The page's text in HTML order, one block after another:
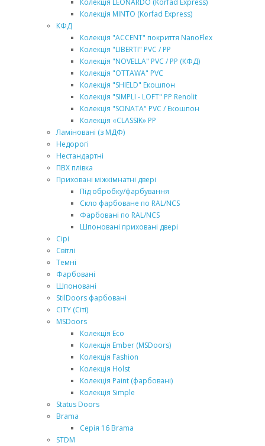
Колекція LEONARDO (Korfad Express)
Колекція MINTO (Korfad Express)
КФД
Колекція "ACCENT" покриття NanoFlex
Колекція "LIBERTI" PVC / PP
Колекція "NOVELLA" PVC / PP (КФД)
Колекція "OTTAWA" PVC
Колекція "SHIELD" Екошпон
Колекція "SIMPLI - LOFT" РР Renolit
Колекція "SONATA" PVC / Екошпон
Колекція «CLASSIK» РР
Ламіновані (з МДФ)
Недорогі
Нестандартні
ПВХ плівка
Приховані міжкімнатні двері
Під обробку/фарбування
Скло фарбоване по RAL/NCS
Фарбовані по RAL/NCS
Шпоновані приховані двері
Сірі
Світлі
Темні
Фарбовані
Шпоновані
StilDoors фарбовані
CITY (Сіті)
MSDoors
Колекція Eco
Колекція Ember (MSDoors)
Колекція Fashion
Колекція Holst
Колекція Paint (фарбовані)
Колекція Simple
Status Doors
Brama
Серія 16 Brama
STDM